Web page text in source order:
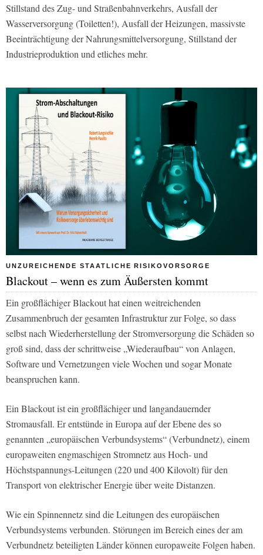
Stillstand des Zug- und Straßenbahnverkehrs, Ausfall der
Wasserversorgung (Toiletten!), Ausfall der Heizungen, massivste
Beeinträchtigung der Nahrungsmittelversorgung, Stillstand der
Industrieproduktion und etliches mehr.
UNZUREICHENDE STAATLICHE RISIKOVORSORGE
Blackout – wenn es zum Äußersten kommt
Ein großflächiger Blackout hat einen weitreichenden
Zusammenbruch der gesamten Infrastruktur zur Folge, so dass
selbst nach Wiederherstellung der Stromversorgung die Schäden so
groß sind, dass der schrittweise „Wiederaufbau“ von Anlagen,
Software und Vernetzungen viele Wochen und sogar Monate
beanspruchen kann.
Ein Blackout ist ein großflächiger und langandauernder
Stromausfall. Er entstünde in Europa auf der Ebene des so
genannten „europäischen Verbundsystems“ (Verbundnetz), einem
europaweiten engmaschigen Stromnetz aus Hoch- und
Höchstspannungs-Leitungen (220 und 400 Kilovolt) für den
Transport von elektrischer Energie über weite Distanzen.
Wie ein Spinnennetz sind die Leitungen des europäischen
Verbundsystems verbunden. Störungen im Bereich eines der am
Verbundnetz beteiligten Länder können europaweite Folgen haben.